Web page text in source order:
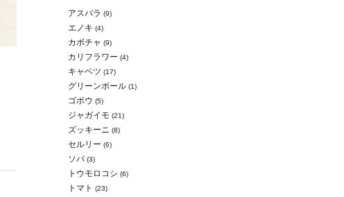
アスパラ (9)
エノキ (4)
カボチャ (9)
カリフラワー (4)
キャベツ (17)
グリーンボール (1)
ゴボウ (5)
ジャガイモ (21)
ズッキーニ (8)
セルリー (6)
ソバ(3)
トウモロコシ (6)
トマト (23)